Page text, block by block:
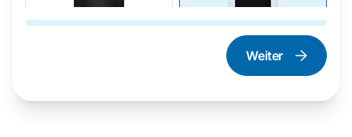
Herd und Backofen
Weiter